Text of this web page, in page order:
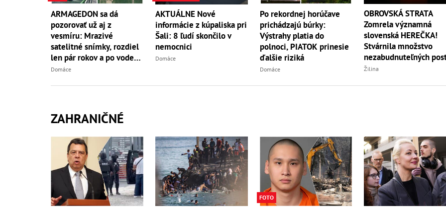
ARMAGEDON sa dá
pozorovať už aj z
vesmíru: Mrazivé
satelitné snímky, rozdiel
len pár rokov a po vode
ani stopy!
Domáce
AKTUÁLNE Nové
informácie z kúpaliska pri
Šali: 8 ľudí skončilo v
nemocnici
Domáce
Po rekordnej horúčave
prichádzajú búrky:
Výstrahy platia do
polnoci, PIATOK prinesie
ďalšie riziká
Domáce
OBROVSKÁ STRATA
Zomrela významná
slovenská HEREČKA!
Stvárnila množstvo
nezabudnuteľných
Žilina
ZAHRANIČNÉ
FOTO